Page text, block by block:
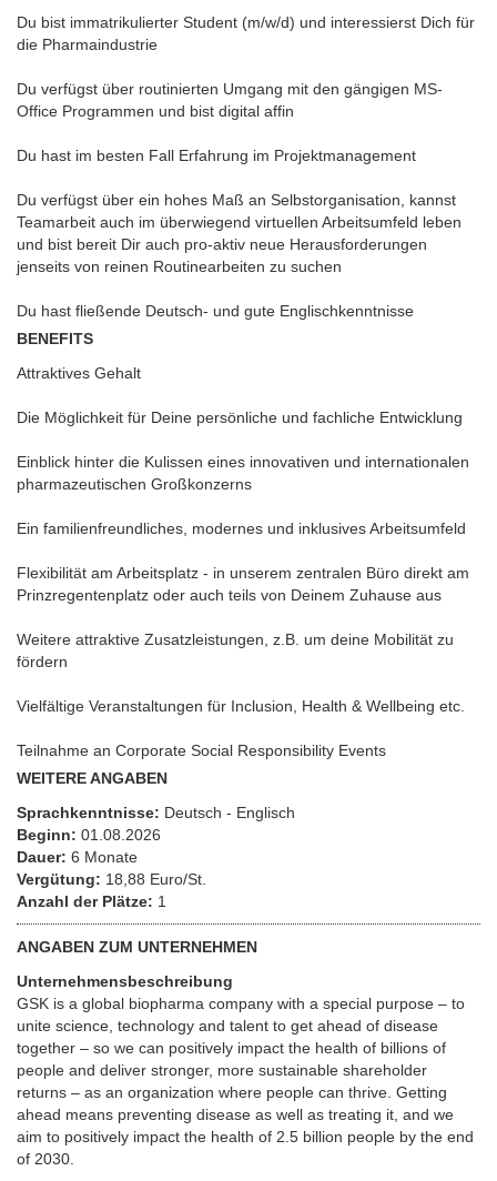
Du bist immatrikulierter Student (m/w/d) und interessierst Dich für
die Pharmaindustrie
Du verfügst über routinierten Umgang mit den gängigen MS-
Office Programmen und bist digital affin
Du hast im besten Fall Erfahrung im Projektmanagement
Du verfügst über ein hohes Maß an Selbstorganisation, kannst
Teamarbeit auch im überwiegend virtuellen Arbeitsumfeld leben
und bist bereit Dir auch pro-aktiv neue Herausforderungen
jenseits von reinen Routinearbeiten zu suchen
Du hast fließende Deutsch- und gute Englischkenntnisse
BENEFITS
Attraktives Gehalt
Die Möglichkeit für Deine persönliche und fachliche Entwicklung
Einblick hinter die Kulissen eines innovativen und internationalen
pharmazeutischen Großkonzerns
Ein familienfreundliches, modernes und inklusives Arbeitsumfeld
Flexibilität am Arbeitsplatz - in unserem zentralen Büro direkt am
Prinzregentenplatz oder auch teils von Deinem Zuhause aus
Weitere attraktive Zusatzleistungen, z.B. um deine Mobilität zu
fördern
Vielfältige Veranstaltungen für Inclusion, Health & Wellbeing etc.
Teilnahme an Corporate Social Responsibility Events
WEITERE ANGABEN
Sprachkenntnisse: Deutsch - Englisch
Beginn: 01.08.2026
Dauer: 6 Monate
Vergütung: 18,88 Euro/St.
Anzahl der Plätze: 1
ANGABEN ZUM UNTERNEHMEN
Unternehmensbeschreibung
GSK is a global biopharma company with a special purpose – to
unite science, technology and talent to get ahead of disease
together – so we can positively impact the health of billions of
people and deliver stronger, more sustainable shareholder
returns – as an organization where people can thrive. Getting
ahead means preventing disease as well as treating it, and we
aim to positively impact the health of 2.5 billion people by the end
of 2030.